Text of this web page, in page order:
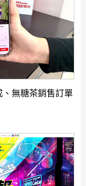
、無糖茶銷售訂單